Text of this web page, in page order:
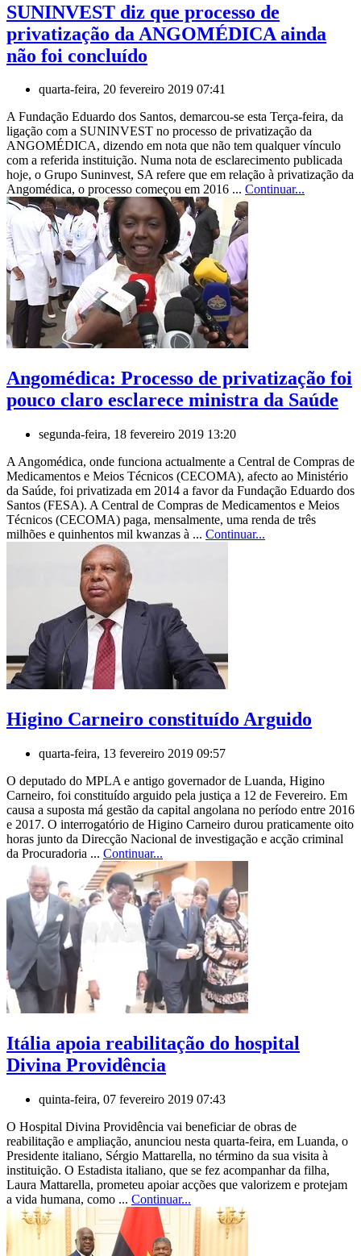
SUNINVEST diz que processo de
privatização da ANGOMÉDICA ainda
não foi concluído
quarta-feira, 20 fevereiro 2019 07:41
A Fundação Eduardo dos Santos, demarcou-se esta Terça-feira, da
ligação com a SUNINVEST no processo de privatização da
ANGOMÉDICA, dizendo em nota que não tem qualquer vínculo
com a referida instituição. Numa nota de esclarecimento publicada
hoje, o Grupo Suninvest, SA refere que em relação à privatização da
Angomédica, o processo começou em 2016 ... Continuar...
Angomédica: Processo de privatização foi
pouco claro esclarece ministra da Saúde
segunda-feira, 18 fevereiro 2019 13:20
A Angomédica, onde funciona actualmente a Central de Compras de
Medicamentos e Meios Técnicos (CECOMA), afecto ao Ministério
da Saúde, foi privatizada em 2014 a favor da Fundação Eduardo dos
Santos (FESA). A Central de Compras de Medicamentos e Meios
Técnicos (CECOMA) paga, mensalmente, uma renda de três
milhões e quinhentos mil kwanzas à ... Continuar...
Higino Carneiro constituído Arguido
quarta-feira, 13 fevereiro 2019 09:57
O deputado do MPLA e antigo governador de Luanda, Higino
Carneiro, foi constituído arguido pela justiça a 12 de Fevereiro. Em
causa a suposta má gestão da capital angolana no período entre 2016
e 2017. O interrogatório de Higino Carneiro durou praticamente oito
horas junto da Direcção Nacional de investigação e acção criminal
da Procuradoria ... Continuar...
Itália apoia reabilitação do hospital
Divina Providência
quinta-feira, 07 fevereiro 2019 07:43
O Hospital Divina Providência vai beneficiar de obras de
reabilitação e ampliação, anunciou nesta quarta-feira, em Luanda, o
Presidente italiano, Sérgio Mattarella, no término da sua visita à
instituição. O Estadista italiano, que se fez acompanhar da filha,
Laura Mattarella, prometeu apoiar acções que valorizem e protejam
a vida humana, como ... Continuar...